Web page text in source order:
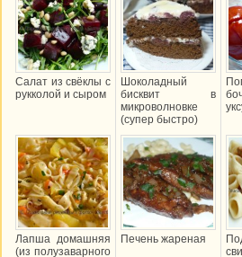
Салат из свёклы с
рукколой и сыром
Шоколадный
бисквит в
микроволновке
(супер быстро)
Лапша домашняя
(из полузаварного
Печень жареная